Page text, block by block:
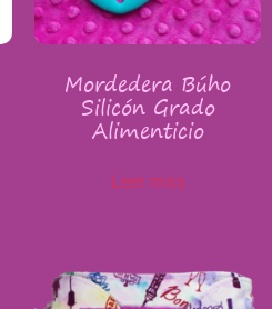
Mordedera Búho
Silicón Grado
Alimenticio
Leer más